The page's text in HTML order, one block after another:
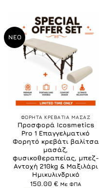
ΝΕΟ
ΦΟΡΗΤΑ ΚΡΕΒΑΤΙΑ ΜΑΣΑΖ
Προσφορά Icosmetics
Pro 1 Επαγγελματικό
Φορητό κρεβάτι βαλίτσα
μασάζ,
φυσικοθεραπείας, μπεζ-
Αντοχή 210kg & Μαξιλάρι
Ημικυλινδρικό
150.00 € Με ΦΠΑ